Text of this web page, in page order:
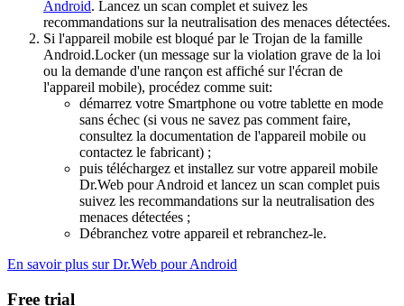
Android. Lancez un scan complet et suivez les
recommandations sur la neutralisation des menaces détectées.
Si l'appareil mobile est bloqué par le Trojan de la famille
Android.Locker (un message sur la violation grave de la loi
ou la demande d'une rançon est affiché sur l'écran de
l'appareil mobile), procédez comme suit:
démarrez votre Smartphone ou votre tablette en mode
sans échec (si vous ne savez pas comment faire,
consultez la documentation de l'appareil mobile ou
contactez le fabricant) ;
puis téléchargez et installez sur votre appareil mobile
Dr.Web pour Android et lancez un scan complet puis
suivez les recommandations sur la neutralisation des
menaces détectées ;
Débranchez votre appareil et rebranchez-le.
En savoir plus sur Dr.Web pour Android
Free trial